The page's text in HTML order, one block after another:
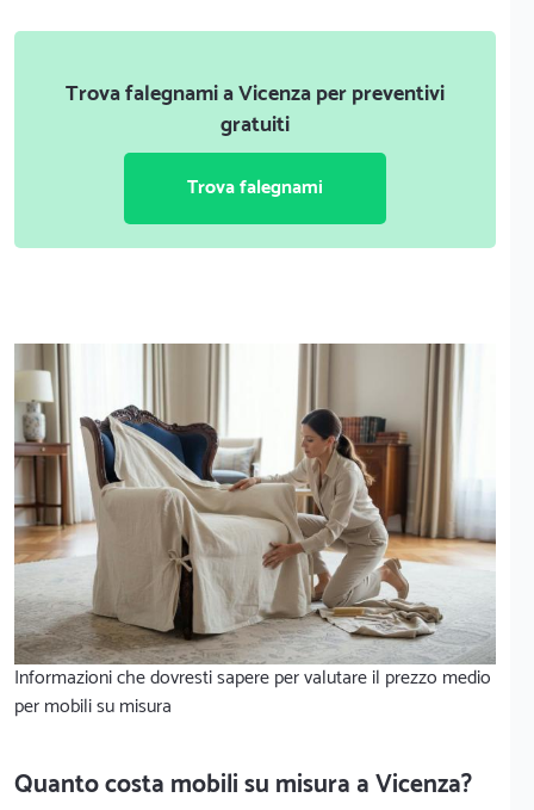
Trova falegnami a Vicenza per preventivi
gratuiti
Trova falegnami
Informazioni che dovresti sapere per valutare il prezzo medio
per mobili su misura
Quanto costa mobili su misura a Vicenza?